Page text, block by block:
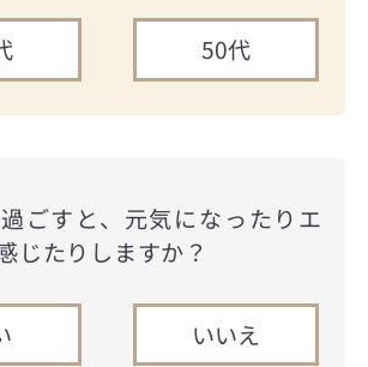
50代
ごすと、元気になったりエ
じたりしますか？
いいえ